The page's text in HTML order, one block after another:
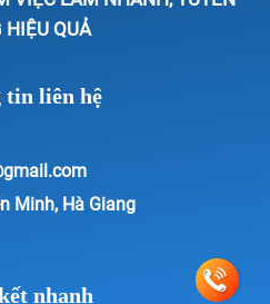
Minh, Hà Giang
nhanh